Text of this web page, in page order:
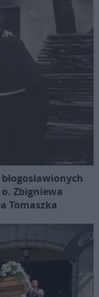
Zbigniewa
Tomaszka